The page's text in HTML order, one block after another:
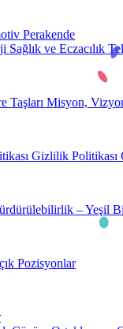
Perakende
Sağlık ve Eczacılık
Taşları Misyon,
Gizlilik Politikası
– Yeşil
Pozisyonlar